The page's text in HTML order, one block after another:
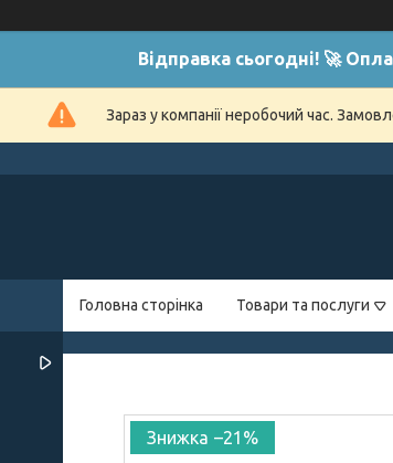
Відправка сьогодні! 🚀
Зараз у компанії неробочий час.
Головна сторінка Товари та послуги
–21%